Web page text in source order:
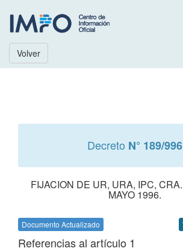
Volver
Decreto N° 189/996
FIJACION DE UR, URA, IPC,
MAYO 1996.
Documento Actualizado
Referencias al artículo 1